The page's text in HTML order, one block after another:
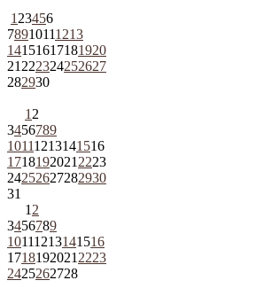
1 23456
78910111213
14151617181920
21 222324252627
282930
1 2
3456789
10111213141516
1718192021 2223
24252627282930
31
1 2
3456789
10111213141516
1718192021 2223
2425262728